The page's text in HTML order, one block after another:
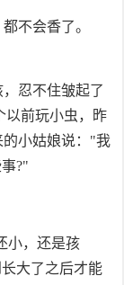
不会香了。
忍不住皱起了
以前玩小虫，昨
小姑娘说："我
?"
小，还是孩
大了之后才能